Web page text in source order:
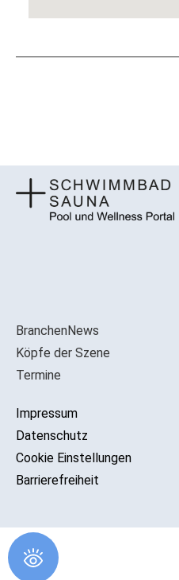
BranchenNews
Köpfe der Szene
Termine
Impressum
Datenschutz
Cookie Einstellungen
Barrierefreiheit